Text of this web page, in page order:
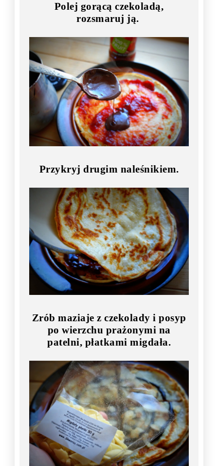
Polej gorącą czekoladą,
rozsmaruj ją.
Przykryj drugim naleśnikiem.
Zrób maziaje z czekolady i posyp
po wierzchu prażonymi na
patelni, płatkami migdała.